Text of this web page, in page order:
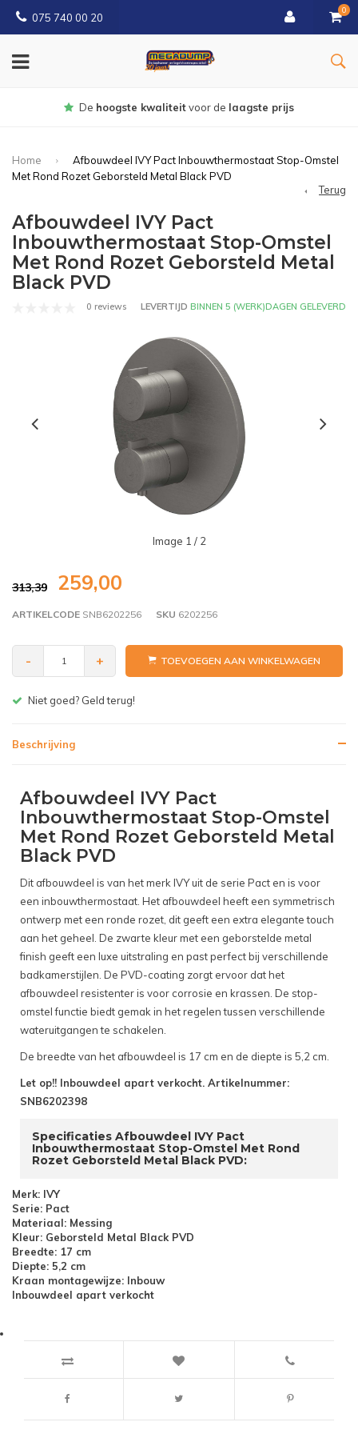
075 740 00 20
0
Gratisbezorgd vanaf € 150
Home
Afbouwdeel IVY Pact Inbouwthermostaat Stop-Omstel
Met Rond Rozet Geborsteld Metal Black PVD
Terug
Afbouwdeel IVY Pact
Inbouwthermostaat Stop-Omstel
Met Rond Rozet Geborsteld Metal
Black PVD
0 reviews LEVERTIJD BINNEN 5 (WERK)DAGEN GELEVERD
Image 1 / 2
313,39 259,00
ARTIKELCODE SNB6202256 SKU 6202256
- + TOEVOEGEN AAN WINKELWAGEN
Gratis bezorgen v.a. € 150,- (NL)
Beschrijving
Afbouwdeel IVY Pact
Inbouwthermostaat Stop-Omstel
Met Rond Rozet Geborsteld Metal
Black PVD
Dit afbouwdeel is van het merk IVY uit de serie Pact en is voor
een inbouwthermostaat. Het afbouwdeel heeft een symmetrisch
ontwerp met een ronde rozet, dit geeft een extra elegante touch
aan het geheel. De zwarte kleur met een geborstelde metal
finish geeft een luxe uitstraling en past perfect bij verschillende
badkamerstijlen. De PVD-coating zorgt ervoor dat het
afbouwdeel resistenter is voor corrosie en krassen. De stop-
omstel functie biedt gemak in het regelen tussen verschillende
wateruitgangen te schakelen.
De breedte van het afbouwdeel is 17 cm en de diepte is 5,2 cm.
Let op!! Inbouwdeel apart verkocht. Artikelnummer:
SNB6202398
Specificaties Afbouwdeel IVY Pact
Inbouwthermostaat Stop-Omstel Met Rond
Rozet Geborsteld Metal Black PVD:
Merk: IVY
Serie: Pact
Materiaal: Messing
Kleur: Geborsteld Metal Black PVD
Breedte: 17 cm
Diepte: 5,2 cm
Kraan montagewijze: Inbouw
Inbouwdeel apart verkocht